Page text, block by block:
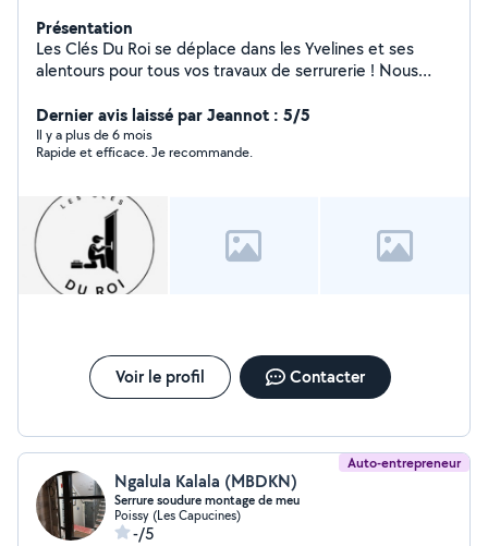
Présentation
Les Clés Du Roi se déplace dans les Yvelines et ses
alentours pour tous vos travaux de serrurerie ! Nous
sociétés, pour répondre à toutes vos demandes de
dépannage ou d'installation de serrures ! Nous traitons
toutes les demandes de dépannages, d'installation ou
Nous intervenons toujours après l'élaboration d'un devis
gratuit en ligne ! Nous pouvons également intervenir en
urgence, il suffit de nous appeler pour cela !
Dernier avis laissé par Jeannot : 5/5
Il y a plus de 6 mois
Rapide et efficace. Je recommande.
Voir le profil Contacter
Auto-entrepreneur
Ngalula Kalala (MBDKN)
Serrure soudure montage de meu
Poissy (Les Capucines)
-/5